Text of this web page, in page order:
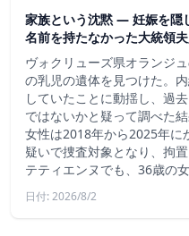
家族という沈黙 ― 妊娠を隠
名前を持たなかった大統領
ヴォクリューズ県オランジ
の乳児の遺体を見つけた。
していたことに動揺し、過
ではないかと疑って調べた
女性は2018年から2025年に
疑いで捜査対象となり、拘
テティエンヌでも、36歳の
日付: 2026/8/2